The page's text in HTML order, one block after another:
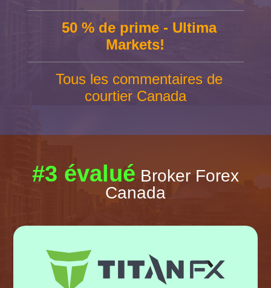
50 % de prime - Ultima
Markets!
Tous les commentaires de
courtier Canada
#3 évalué Broker Forex
Canada